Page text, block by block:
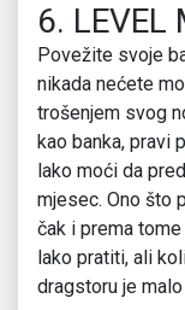
6. LEVEL
Povežite svoje
nikada nećete
trošenjem svog
kao banka, pravi
lako moći da
mjesec. Ono što
čak i prema
lako pratiti, ali
dragstoru je